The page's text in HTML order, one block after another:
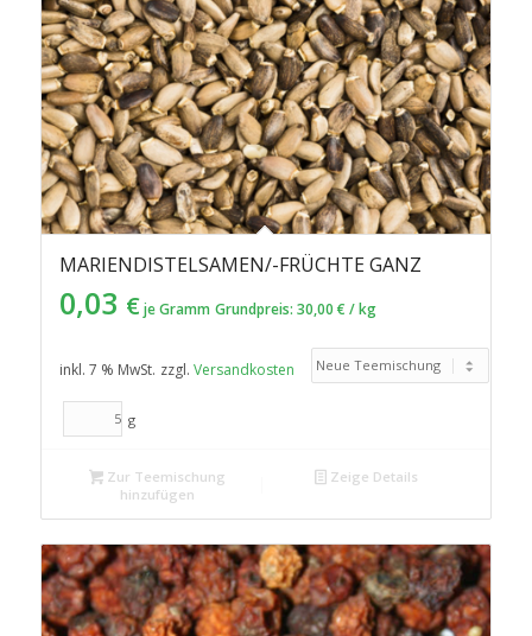
MARIENDISTELSAMEN/-FRÜCHTE GANZ
0,03 € je Gramm Grundpreis: 30,00 € /kg
inkl. 7 % MwSt. zzgl. Versandkosten
g
Zur Teemischung
hinzufügen
Zeige Details